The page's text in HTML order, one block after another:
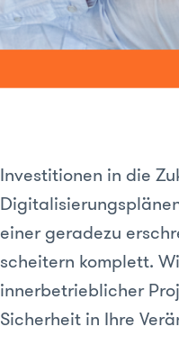
Investitionen in die
einer geradezu
scheitern komplett.
innerbetrieblicher
Sicherheit in Ihre